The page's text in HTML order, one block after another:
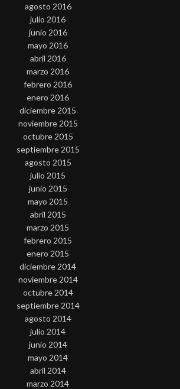
agosto 2016
julio 2016
junio 2016
mayo 2016
abril 2016
marzo 2016
febrero 2016
enero 2016
diciembre 2015
noviembre 2015
octubre 2015
septiembre 2015
agosto 2015
julio 2015
junio 2015
mayo 2015
abril 2015
marzo 2015
febrero 2015
enero 2015
diciembre 2014
noviembre 2014
octubre 2014
septiembre 2014
agosto 2014
julio 2014
junio 2014
mayo 2014
abril 2014
marzo 2014